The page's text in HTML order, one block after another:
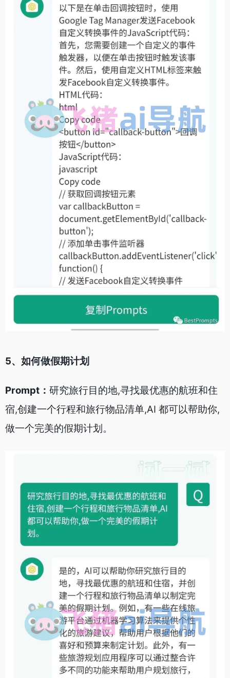
5、如何做假期计划
Prompt： 研究旅行目的地,寻找最优惠的航班和住
宿,创建一个行程和旅行物品清单,AI 都可以帮助你,
做一个完美的假期计划。